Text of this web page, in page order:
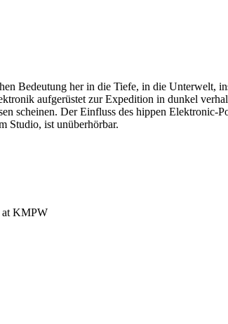
Bedeutung her in die Tiefe, in die Unterwelt,
aufgerüstet zur Expedition in dunkel
scheinen. Der Einfluss des hippen
Studio, ist unüberhörbar.
at KMPW